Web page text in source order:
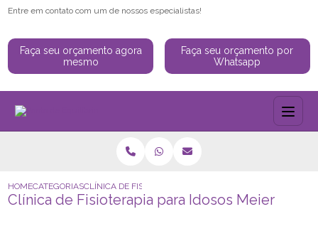
Entre em contato com um de nossos especialistas!
Faça seu orçamento agora
mesmo
Faça seu orçamento por
Whatsapp
HOMECATEGORIASCLÍNICA DE FISIOTERAPIA PARA IDOSOS MEIER
Clínica de Fisioterapia para Idosos Meier